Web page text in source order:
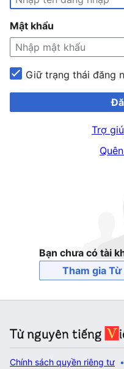
Mật khẩu
Giữ trạng thái đăng
Trợ
Bạn chưa có tài
Tham gia
Chính sách quyền riêng tư